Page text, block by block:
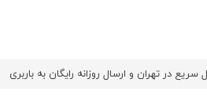
در تهران و ارسال روزانه رایگان به باربری